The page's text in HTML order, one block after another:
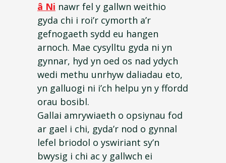
â Ni nawr fel y gallwn weithio
gyda chi i roi’r cymorth a’r
gefnogaeth sydd eu hangen
arnoch. Mae cysylltu gyda ni yn
gynnar, hyd yn oed os nad ydych
wedi methu unrhyw daliadau eto,
yn galluogi ni i’ch helpu yn y ffordd
orau bosibl.
Gallai amrywiaeth o opsiynau fod
ar gael i chi, gyda’r nod o gynnal
lefel briodol o yswiriant sy’n
bwysig i chi ac y gallwch ei